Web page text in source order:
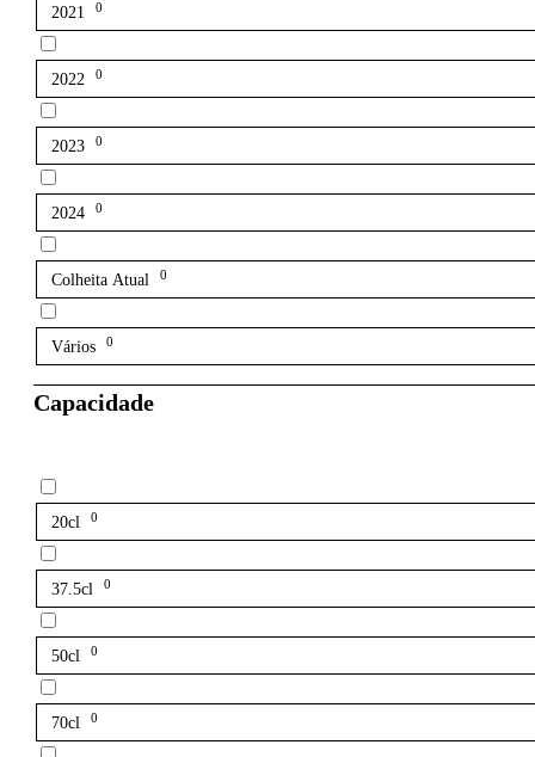
2021 0
2022 0
2023 0
2024 0
Colheita Atual 0
Vários 0
Capacidade
20cl 0
37.5cl 0
50cl 0
70cl 0